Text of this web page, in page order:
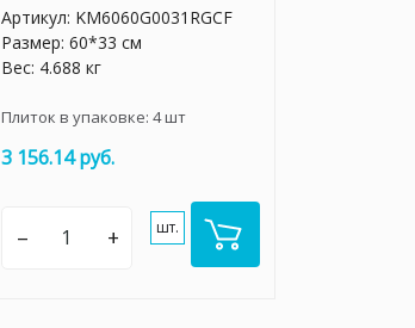
Артикул: KM6060G0031RGCF
Размер: 60*33 см
Вес: 4.688 кг
Плиток в упаковке: 4шт
3 156.14 руб.
– + шт.